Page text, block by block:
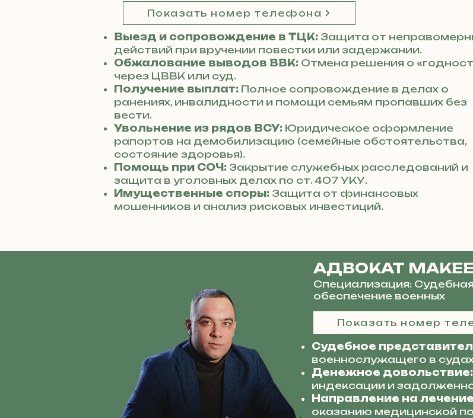
Показать номер телефона
Выезд и сопровождение в ТЦК: Защита от
действий при вручении повестки или задержании.
Обжалование выводов ВВК: Отмена решения о
через ЦВВК или суд.
Получение выплат: Полное сопровождение в делах о
ранениях, инвалидности и помощи семьям пропавших без
вести.
Увольнение из рядов ВСУ: Юридическое оформление
рапортов на демобилизацию (семейные обстоятельства,
состояние здоровья).
Помощь при СОЧ: Закрытие служебных расследований и
защита в уголовных делах по ст. 407 УКУ.
Имущественные споры: Защита от финансовых
мошенников и анализ рисковых инвестиций.
АДВОКАТ
Специализация:
обеспечение военных
Судебное
военнослужащего в
Денежное довольствие:
индексации и
Направление на
оказанию медицинской
Показать номер